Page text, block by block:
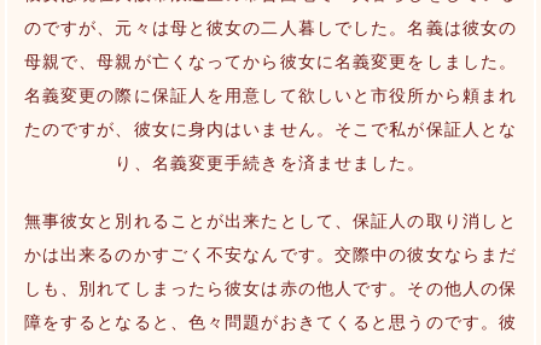
のですが、元々は母と彼女の二人暮しでした。名義は彼女の
母親で、母親が亡くなってから彼女に名義変更をしました。
名義変更の際に保証人を用意して欲しいと市役所から頼まれ
たのですが、彼女に身内はいません。そこで私が保証人とな
り、名義変更手続きを済ませました。
無事彼女と別れることが出来たとして、保証人の取り消しと
かは出来るのかすごく不安なんです。交際中の彼女ならまだ
しも、別れてしまったら彼女は赤の他人です。その他人の保
障をするとなると、色々問題がおきてくると思うのです。彼